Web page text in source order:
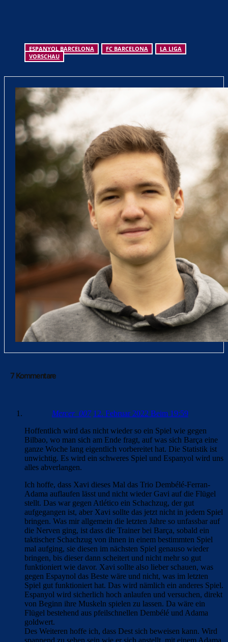
ESPANYOL BARCELONA FC BARCELONA
LA LIGA
VORSCHAU
7 Kommentare
Mercer_007 12. Februar 2022 Beim 19:59
Hoffentlich wird das nicht wieder so ein Spiel wie gegen
Bilbao, wo man sich am Ende fragt, auf was sich Barça eine
ganze Woche lang eigentlich vorbereitet hat. Die Statistik ist
unwichtig. Es wird ein schweres Spiel und Espanyol wird uns
alles abverlangen.
Ich hoffe, dass Xavi dieses Mal das Trio Dembélé-Ferran-
Adama auflaufen lässt und nicht wieder Gavi auf die Flügel
stellt. Das war gegen Atlético ein Schachzug, der gut
aufgegangen ist, aber Xavi sollte das jetzt nicht in jedem Spiel
bringen. Was mir allgemein die letzten Jahre so unfassbar auf
die Nerven ging, ist dass die Trainer bei Barça, sobald ein
taktischer Schachzug von ihnen in einem bestimmten Spiel
mal aufging, sie diesen im nächsten Spiel genauso wieder
bringen, bis dieser dann scheitert und nicht mehr so gut
funktioniert wie davor. Xavi sollte also lieber schauen, was
gegen Espaynol das Beste wäre und nicht, was im letzten
Spiel gut funktioniert hat. Das wird nämlich ein anderes Spiel.
Espanyol wird sicherlich hoch anlaufen und versuchen, direkt
von Beginn ihre Muskeln spielen zu lassen. Da wäre ein
Flügel bestehend aus pfeilschnellen Dembélé und Adama
goldwert.
Des Weiteren hoffe ich, dass Dest sich beweisen kann. Wird
spannend zu sehen sein wie er sich anstellt, mit einem Adama